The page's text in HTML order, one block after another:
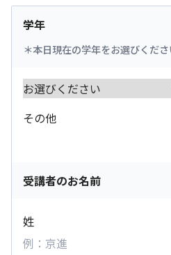
学年
本日現在の学年をお選びくださ
その他
受講者のお名前
姓